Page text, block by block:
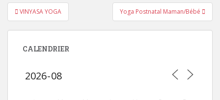
Navigation
de
l’article
VINYASA YOGA Yoga Postnatal Maman/Bébé
CALENDRIER